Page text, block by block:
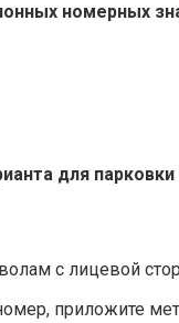
номерных
для парковки
с лицевой
приложите